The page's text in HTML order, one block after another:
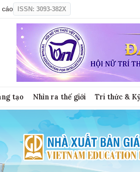
cáo ISSN: 3093-382X
tạo Nhìn ra thế giới Tri thức &